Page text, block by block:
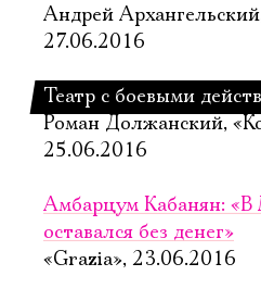
Андрей
27.06.2016
Театр с боевыми
Роман Должанский,
25.06.2016
Амбарцум Кабанян: «В
оставался без денег»
«Grazia», 23.06.2016